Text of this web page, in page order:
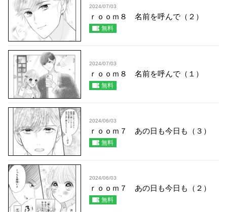
2024/07/03
ｒｏｏｍ８ 名前を呼んで（２）
無料
2024/07/03
ｒｏｏｍ８ 名前を呼んで（１）
無料
2024/06/03
ｒｏｏｍ７ あの日も今日も（３）
無料
2024/06/03
ｒｏｏｍ７ あの日も今日も（２）
無料